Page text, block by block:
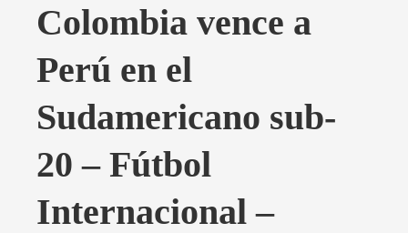
Colombia vence a
Perú en el
Sudamericano sub-
20 – Fútbol
Internacional –